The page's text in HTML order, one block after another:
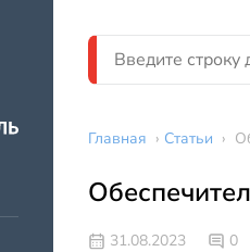
Главная › Статьи ›
31.08.2023 0